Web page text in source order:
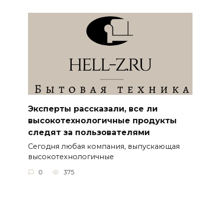
Эксперты рассказали, все ли
высокотехнологичные продукты
следят за пользователями
Сегодня любая компания, выпускающая
высокотехнологичные
0 375